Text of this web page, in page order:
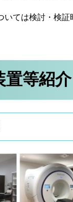
ては検討・検証
置等紹介